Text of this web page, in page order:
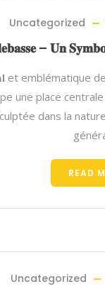
Uncategorized
– 𝐔𝐧
et emblématique
une place
dans la
READ
Uncategorized